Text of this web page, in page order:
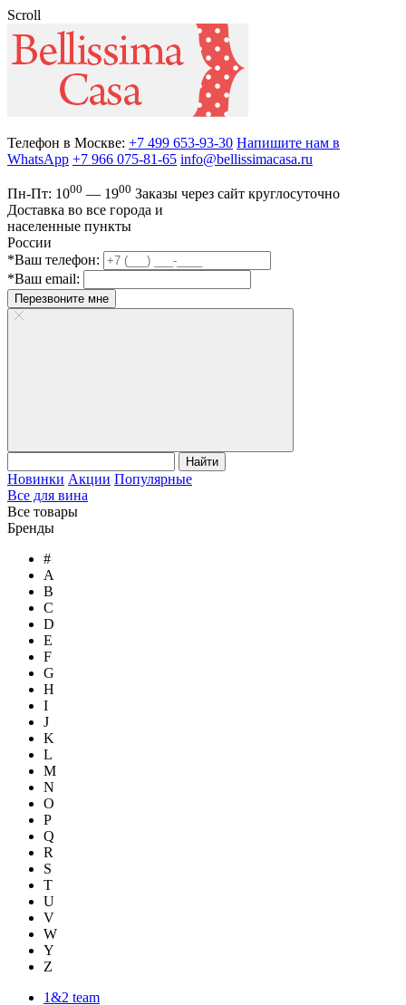
Scroll
Телефон в Москве: +7 499 653-93-30 Напишите нам в
WhatsApp +7 966 075-81-65 info@bellissimacasa.ru
Пн-Пт: 1000 — 1900 Заказы через сайт круглосуточно
Доставка во все города и
населенные пункты
России
*Ваш телефон:
*Ваш email:
Перезвоните мне
Найти
Новинки Акции Популярные
Все для вина
Все товары
Бренды
#
A
B
C
D
E
F
G
H
I
J
K
L
M
N
O
P
Q
R
S
T
U
V
W
Y
Z
1&2 team